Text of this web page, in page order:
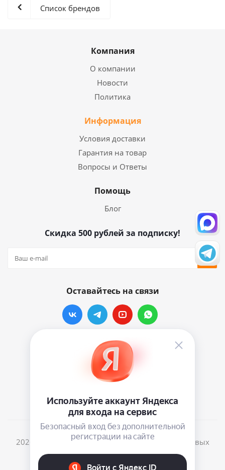
Список брендов
Компания
О компании
Новости
Политика
Информация
Условия доставки
Гарантия на товар
Вопросы и Ответы
Помощь
Блог
Скидка 500 рублей за подписку!
Оставайтесь на связи
Наши контакты
info@vinylmarkt.ru
2026 © Винилмаркт - интернет-магазин виниловых
пластинок